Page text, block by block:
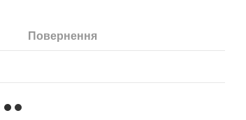
Повернення